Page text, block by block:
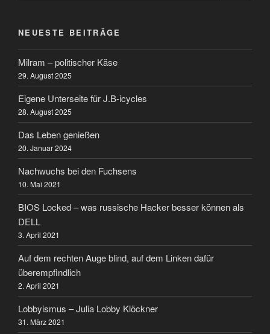
NEUESTE BEITRÄGE
Milram – politischer Käse
29. August 2025
Eigene Unterseite für J.B-icycles
28. August 2025
Das Leben genießen
20. Januar 2024
Nachwuchs bei den Fuchsens
10. Mai 2021
BIOS Locked – was russische Hacker besser können als
DELL
3. April 2021
Auf dem rechten Auge blind, auf dem Linken dafür
überempfindlich
2. April 2021
Lobbyismus – Julia Lobby Klöckner
31. März 2021